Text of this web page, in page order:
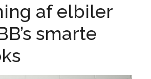
af elbiler
smarte